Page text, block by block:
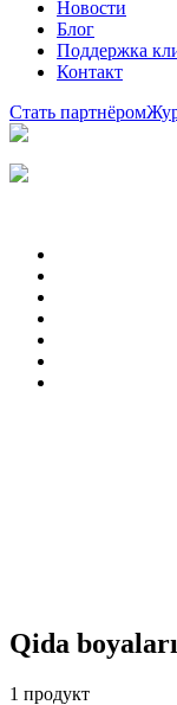
Новости
Блог
Поддержка
Контакт
Стать партнёром
Qida boyaları
1 продукт